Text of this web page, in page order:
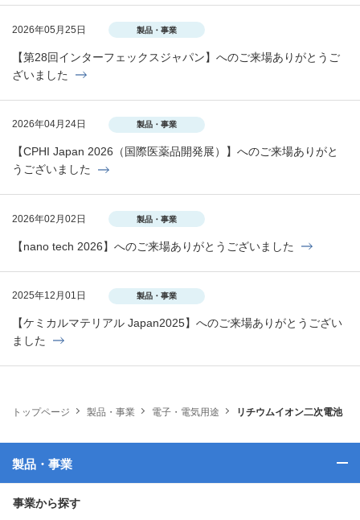
トップページ 製品・事業 電子・電気用途 リチウムイオン二次電池
2026年05月25日 製品・事業
【第28回インターフェックスジャパン】へのご来場ありがとうご
ざいました
2026年04月24日 製品・事業
【CPHI Japan 2026（国際医薬品開発展）】へのご来場ありがと
うございました
2026年02月02日 製品・事業
【nano tech 2026】へのご来場ありがとうございました
2025年12月01日 製品・事業
【ケミカルマテリアル Japan2025】へのご来場ありがとうござい
ました
製品・事業
事業から探す